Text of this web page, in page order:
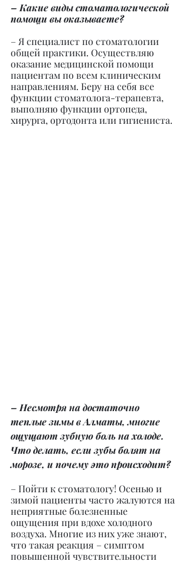
– Какие виды стоматологической
помощи вы оказываете?
– Я специалист по стоматологии
общей практики. Осуществляю
оказание медицинской помощи
пациентам по всем клиническим
направлениям. Беру на себя все
функции стоматолога-терапевта,
выполняю функции ортопеда,
хирурга, ортодонта или гигиениста.
– Несмотря на достаточно
теплые зимы в Алматы, многие
ощущают зубную боль на холоде.
Что делать, если зубы болят на
морозе, и почему это происходит?
– Пойти к стоматологу! Осенью и
зимой пациенты часто жалуются на
неприятные болезненные
ощущения при вдохе холодного
воздуха. Многие из них уже знают,
что такая реакция – симптом
повышенной чувствительности